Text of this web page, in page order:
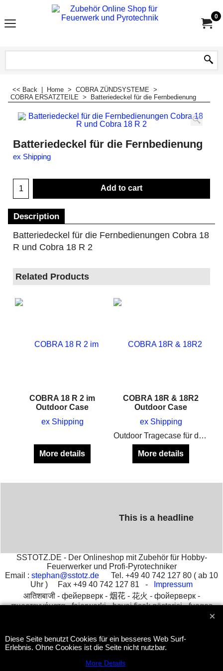
0
<< Back Home > COBRA ZÜNDSYSTEME >
COBRA ERSATZTEILE > Batteriedeckel für die Fernbedienung
Batteriedeckel für die Fernbedienung
ex Shipping
Add to cart
Description
Batteriedeckel für die Fernbedienungen Cobra 18
R und Cobra 18 R 2
Related Products
COBRA 18 R 2 im
Outdoor Case
ex Shipping
More details
COBRA 18R & 18R2
Outdoor Case
ex Shipping
Outdoor Tragecase für die Cobra Fernbedienungen
More details
This is a headline
SSTOTZ.DE - Der Onlineshop mit Zubehör für Hobby-
Feuerwerker und Profi-Pyrotechniker
Email : stephan@sstotz.de Tel. +49 40 742 127 80 ( ab 10
Uhr ) Fax +49 40 742 127 81 -
Impressum
आतिशबाजी - фейерверк - 烟花 - 花火 - фойерверк -
πυροτεχνήματα -fajerwerki -havai fişek gösterisi -fuegos
To create online store
ShopFactory eCommerce
Diese Seite benutzt Cookies für ein besseres Web Surf-
Erlebnis. Ohne Cookies ist die Seite nicht nutzbar.
More Details